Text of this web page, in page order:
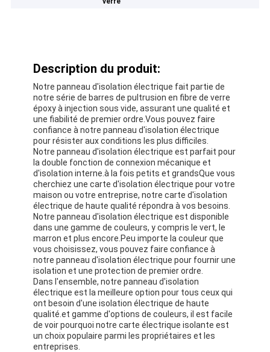
Description du produit:
Notre panneau d'isolation électrique fait partie de
notre série de barres de pultrusion en fibre de verre
époxy à injection sous vide, assurant une qualité et
une fiabilité de premier ordre.Vous pouvez faire
confiance à notre panneau d'isolation électrique
pour résister aux conditions les plus difficiles.
Notre panneau d'isolation électrique est parfait pour
la double fonction de connexion mécanique et
d'isolation interne.à la fois petits et grandsQue vous
cherchiez une carte d'isolation électrique pour votre
maison ou votre entreprise, notre carte d'isolation
électrique de haute qualité répondra à vos besoins.
Notre panneau d'isolation électrique est disponible
dans une gamme de couleurs, y compris le vert, le
marron et plus encore.Peu importe la couleur que
vous choisissez, vous pouvez faire confiance à
notre panneau d'isolation électrique pour fournir une
isolation et une protection de premier ordre.
Dans l'ensemble, notre panneau d'isolation
électrique est la meilleure option pour tous ceux qui
ont besoin d'une isolation électrique de haute
qualité.et gamme d'options de couleurs, il est facile
de voir pourquoi notre carte électrique isolante est
un choix populaire parmi les propriétaires et les
entreprises.